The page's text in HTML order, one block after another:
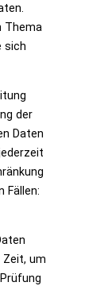
Thema
sich
der
Daten
Fällen:
Zeit, um